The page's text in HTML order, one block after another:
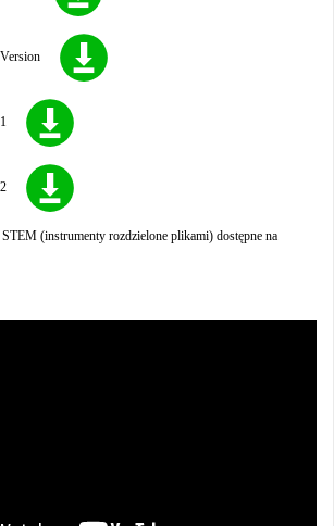
(instrumenty rozdzielone plikami) dostępne na